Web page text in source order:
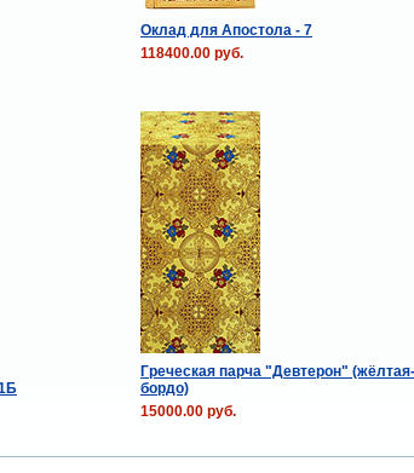
Оклад для Апостола - 7
118400.00 руб.
Греческая парча "Девтерон"
бордо)
15000.00 руб.